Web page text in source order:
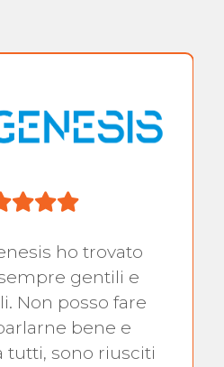
ho trovato
gentili e
Non posso fare
bene e
tutti, sono riusciti